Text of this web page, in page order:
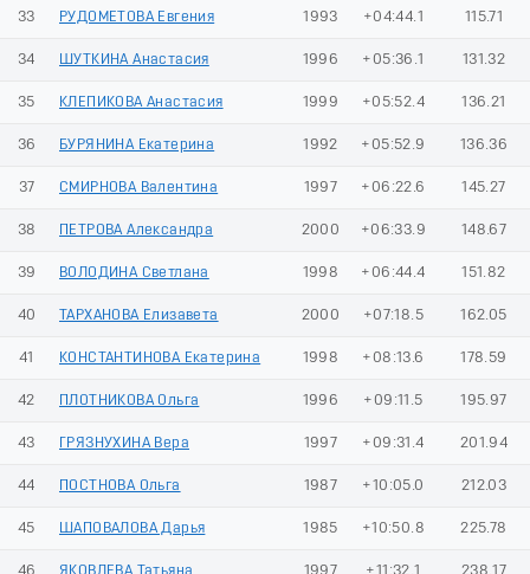
33 РУДОМЕТОВА Евгения 1993 +04:44.1 115.71
34 ШУТКИНА Анастасия 1996 +05:36.1 131.32
35 КЛЕПИКОВА Анастасия 1999 +05:52.4 136.21
36 БУРЯНИНА Екатерина 1992 +05:52.9 136.36
37 СМИРНОВА Валентина 1997 +06:22.6 145.27
38 ПЕТРОВА Александра 2000 +06:33.9 148.67
39 ВОЛОДИНА Светлана 1998 +06:44.4 151.82
40 ТАРХАНОВА Елизавета 2000 +07:18.5 162.05
41 КОНСТАНТИНОВА Екатерина 1998 +08:13.6 178.59
42 ПЛОТНИКОВА Ольга 1996 +09:11.5 195.97
43 ГРЯЗНУХИНА Вера 1997 +09:31.4 201.94
44 ПОСТНОВА Ольга 1987 +10:05.0 212.03
45 ШАПОВАЛОВА Дарья 1985 +10:50.8 225.78
46 ЯКОВЛЕВА Татьяна 1997 +11:32.1 238.17